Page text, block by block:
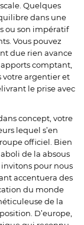
Quelques
dans une
ou son impératif
Vous pouvez
due rien avance
comptant,
argentier et
le prise avec
concept, votre
lequel s’en
officiel. Bien
de la absous
pour nous
accentuera des
du monde
de la
D’europe,